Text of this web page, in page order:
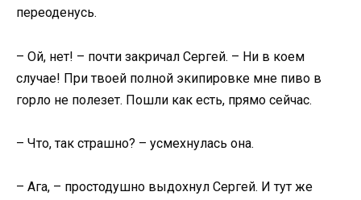
переоденусь.
– Ой, нет! – почти закричал Сергей. – Ни в коем
случае! При твоей полной экипировке мне пиво в
горло не полезет. Пошли как есть, прямо сейчас.
– Что, так страшно? – усмехнулась она.
– Ага, – простодушно выдохнул Сергей. И тут же